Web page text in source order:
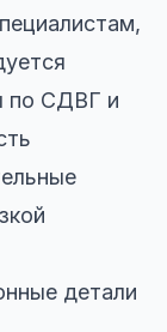
по СДВГ и
детали